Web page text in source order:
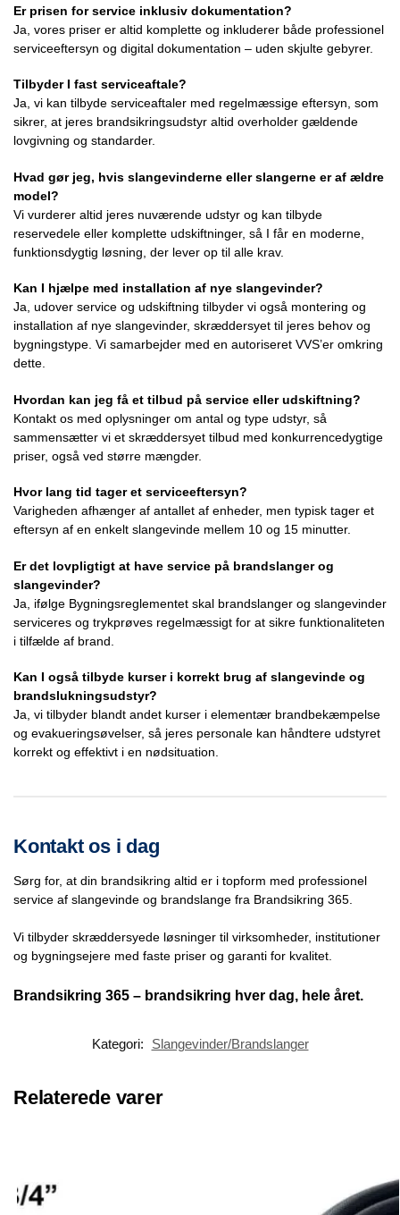
Er prisen for service inklusiv dokumentation?
Ja, vores priser er altid komplette og inkluderer både professionel
serviceeftersyn og digital dokumentation – uden skjulte gebyrer.
Tilbyder I fast serviceaftale?
Ja, vi kan tilbyde serviceaftaler med regelmæssige eftersyn, som
sikrer, at jeres brandsikringsudstyr altid overholder gældende
lovgivning og standarder.
Hvad gør jeg, hvis slangevinderne eller slangerne er af ældre
model?
Vi vurderer altid jeres nuværende udstyr og kan tilbyde
reservedele eller komplette udskiftninger, så I får en moderne,
funktionsdygtig løsning, der lever op til alle krav.
Kan I hjælpe med installation af nye slangevinder?
Ja, udover service og udskiftning tilbyder vi også montering og
installation af nye slangevinder, skræddersyet til jeres behov og
bygningstype. Vi samarbejder med en autoriseret VVS’er omkring
dette.
Hvordan kan jeg få et tilbud på service eller udskiftning?
Kontakt os med oplysninger om antal og type udstyr, så
sammensætter vi et skræddersyet tilbud med konkurrencedygtige
priser, også ved større mængder.
Hvor lang tid tager et serviceeftersyn?
Varigheden afhænger af antallet af enheder, men typisk tager et
eftersyn af en enkelt slangevinde mellem 10 og 15 minutter.
Er det lovpligtigt at have service på brandslanger og
slangevinder?
Ja, ifølge Bygningsreglementet skal brandslanger og slangevinder
serviceres og trykprøves regelmæssigt for at sikre funktionaliteten
i tilfælde af brand.
Kan I også tilbyde kurser i korrekt brug af slangevinde og
brandslukningsudstyr?
Ja, vi tilbyder blandt andet kurser i elementær brandbekæmpelse
og evakueringsøvelser, så jeres personale kan håndtere udstyret
korrekt og effektivt i en nødsituation.
Kontakt os i dag
Sørg for, at din brandsikring altid er i topform med professionel
service af slangevinde og brandslange fra Brandsikring 365.
Vi tilbyder skræddersyede løsninger til virksomheder, institutioner
og bygningsejere med faste priser og garanti for kvalitet.
Brandsikring 365 – brandsikring hver dag, hele året.
Kategori: Slangevinder/Brandslanger
Relaterede varer